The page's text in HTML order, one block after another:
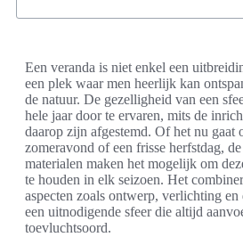
Een veranda is niet enkel een
een plek waar men heerlijk kan
de natuur. De gezelligheid van een
hele jaar door te ervaren, mits de
daarop zijn afgestemd. Of het nu gaat
zomeravond of een frisse herfstdag,
materialen maken het mogelijk om
te houden in elk seizoen. Het
aspecten zoals ontwerp, verlichting en
een uitnodigende sfeer die altijd
toevluchtsoord.